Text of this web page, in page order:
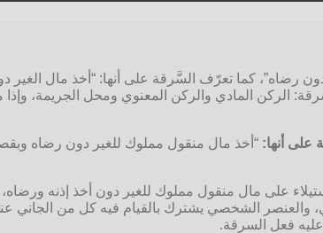
دون رضاه”، كما تعرّف السَّرقة على أنها: “أخذ مال
المادي والركن المعنوي ومحل الجريمة، وإذا
على أنها: “أخذ مال منقول مملوك للغير دون رضاه
على مال منقول مملوك للغير دون أخذ إذنه
والعنصر الشخصي يشترك بالقيام فيه كل من الجاني
عليه فعل السرقة.